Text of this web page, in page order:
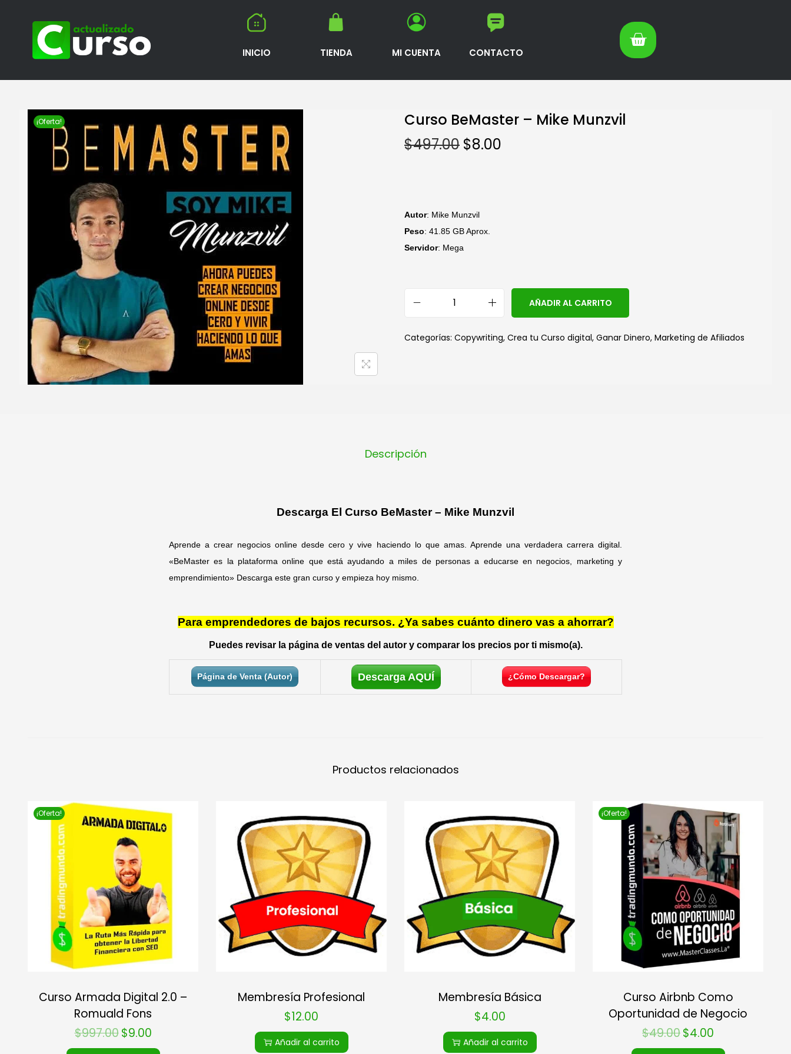
INICIO TIENDA MI CUENTA CONTACTO
¡Oferta!
Curso BeMaster – Mike Munzvil
$497.00 $8.00
Autor: Mike Munzvil
Peso: 41.85 GB Aprox.
Servidor: Mega
AÑADIR AL CARRITO
Categorías: Copywriting, Crea tu Curso digital, Ganar Dinero, Marketing de Afiliados
Descripción
Descarga El Curso BeMaster – Mike Munzvil
Aprende a crear negocios online desde cero y vive haciendo lo que amas. Aprende una verdadera carrera digital.
«BeMaster es la plataforma online que está ayudando a miles de personas a educarse en negocios, marketing y
emprendimiento» Descarga este gran curso y empieza hoy mismo.
Para emprendedores de bajos recursos. ¿Ya sabes cuánto dinero vas a ahorrar?
Puedes revisar la página de ventas del autor y comparar los precios por ti mismo(a).
Página de Venta (Autor) Descarga AQUÍ ¿Cómo Descargar?
Productos relacionados
¡Oferta!
Curso Armada Digital 2.0 –
Romuald Fons
$997.00 $9.00
Membresía Profesional
$12.00
Añadir al carrito
Membresía Básica
$4.00
Añadir al carrito
¡Oferta!
Curso Airbnb Como
Oportunidad de Negocio
$49.00$4.00